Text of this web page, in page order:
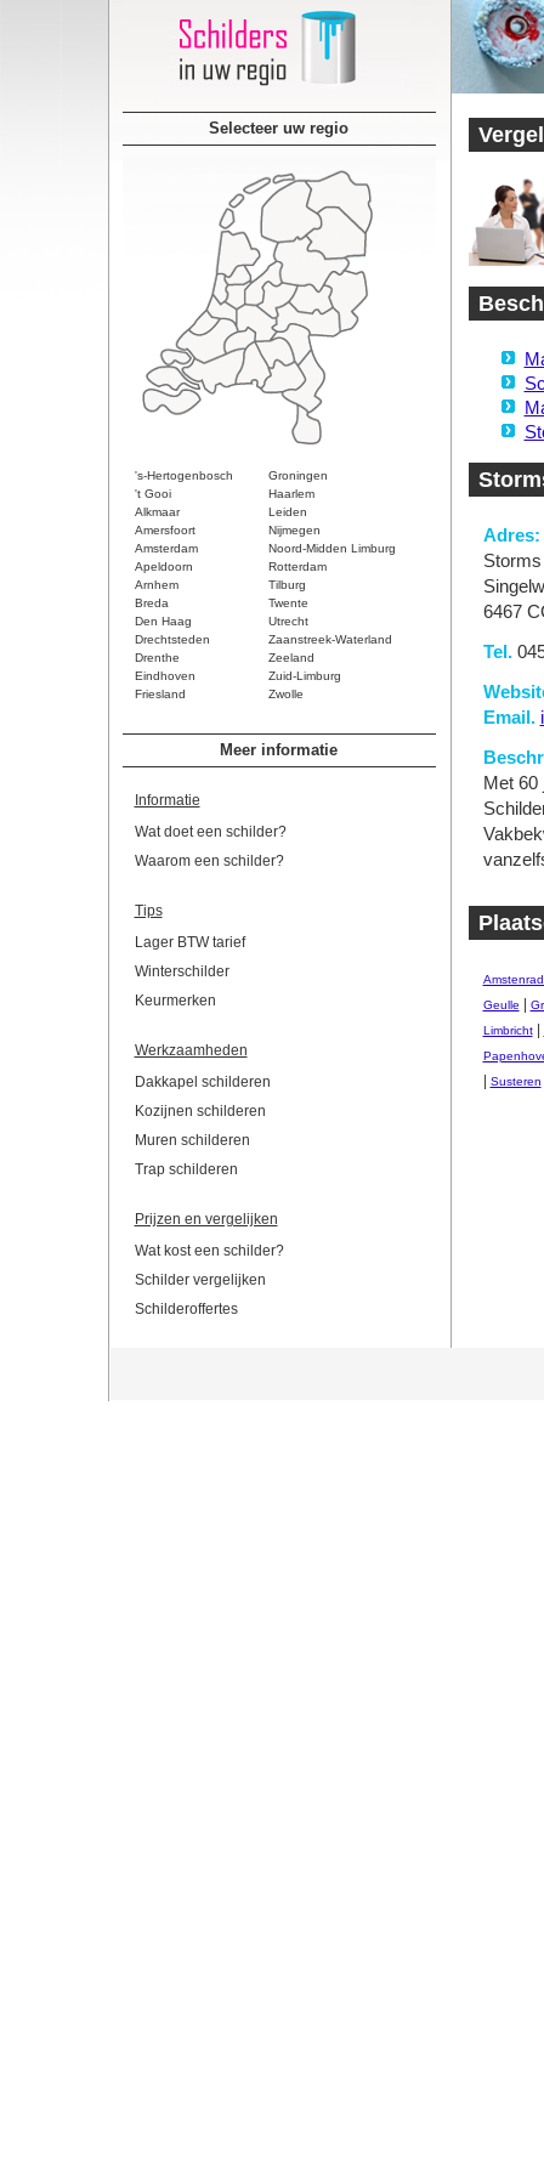
Selecteer uw regio
's-Hertogenbosch
Groningen
't Gooi
Haarlem
Alkmaar
Leiden
Amersfoort
Nijmegen
Amsterdam
Noord-Midden Limburg
Apeldoorn
Rotterdam
Arnhem
Tilburg
Breda
Twente
Den Haag
Utrecht
Drechtsteden
Zaanstreek-Waterland
Drenthe
Zeeland
Eindhoven
Zuid-Limburg
Friesland
Zwolle
Meer informatie
Informatie
Wat doet een schilder?
Waarom een schilder?
Tips
Lager BTW tarief
Winterschilder
Keurmerken
Werkzaamheden
Dakkapel schilderen
Kozijnen schilderen
Muren schilderen
Trap schilderen
Prijzen en vergelijken
Wat kost een schilder?
Schilder vergelijken
Schilderoffertes
Adres:
6467
Tel.
Email.
Met 60
Geulle
Limbricht|
Susteren